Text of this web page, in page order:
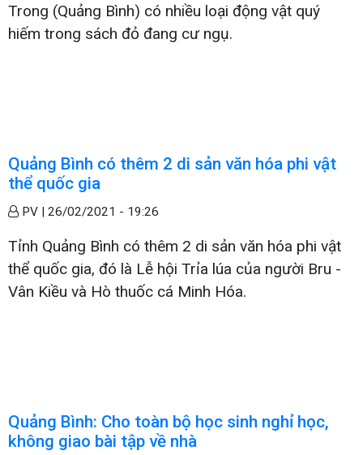
Trong (Quảng Bình) có nhiều loại động vật quý
hiếm trong sách đỏ đang cư ngụ.
Quảng Bình có thêm 2 di sản văn hóa phi vật
thể quốc gia
PV | 26/02/2021 - 19:26
Tỉnh Quảng Bình có thêm 2 di sản văn hóa phi vật
thể quốc gia, đó là Lễ hội Trỉa lúa của người Bru -
Vân Kiều và Hò thuốc cá Minh Hóa.
Quảng Bình: Cho toàn bộ học sinh nghỉ học,
không giao bài tập về nhà